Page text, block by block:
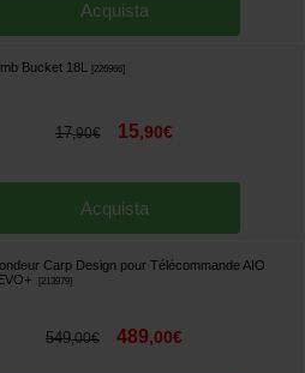
Acquista
Bucket 18L 226966]
17,90€ 15,90€
Acquista
Carp Design pour Télécommande AIO
213979]
549,00€ 489,00€